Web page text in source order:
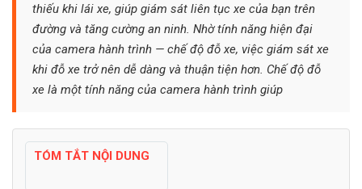
thiếu khi lái xe, giúp giám sát liên tục xe của bạn trên
đường và tăng cường an ninh. Nhờ tính năng hiện đại
của camera hành trình — chế độ đỗ xe, việc giám sát xe
khi đỗ xe trở nên dễ dàng và thuận tiện hơn. Chế độ đỗ
xe là một tính năng của camera hành trình giúp
TÓM TẮT NỘI DUNG